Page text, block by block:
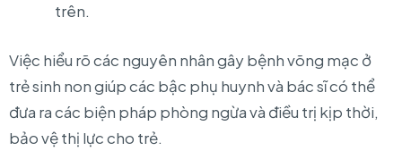
trên.
Việc hiểu rõ các nguyên nhân gây bệnh võng mạc ở
trẻ sinh non giúp các bậc phụ huynh và bác sĩ có thể
đưa ra các biện pháp phòng ngừa và điều trị kịp thời,
bảo vệ thị lực cho trẻ.